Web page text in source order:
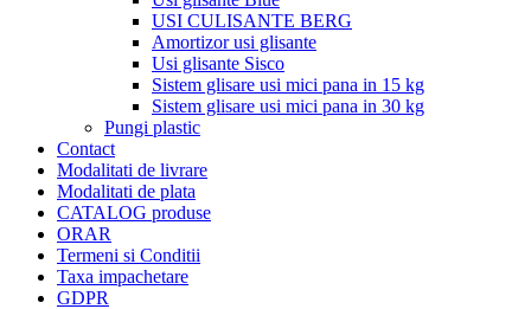
USI CULISANTE BERG
Amortizor usi glisante
Usi glisante Sisco
Sistem glisare usi mici pana in 15 kg
Sistem glisare usi mici pana in 30 kg
Pungi plastic
Contact
Modalitati de livrare
Modalitati de plata
CATALOG produse
ORAR
Termeni si Conditii
Taxa impachetare
GDPR